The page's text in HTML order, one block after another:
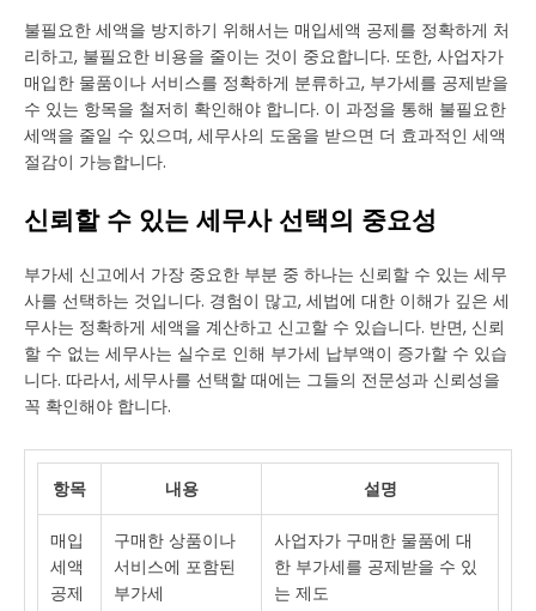
불필요한 세액을 방지하기 위해서는 매입세액 공제를 정확하게 처
리하고, 불필요한 비용을 줄이는 것이 중요합니다. 또한, 사업자가
매입한 물품이나 서비스를 정확하게 분류하고, 부가세를 공제받을
수 있는 항목을 철저히 확인해야 합니다. 이 과정을 통해 불필요한
세액을 줄일 수 있으며, 세무사의 도움을 받으면 더 효과적인 세액
절감이 가능합니다.
신뢰할 수 있는 세무사 선택의 중요성
부가세 신고에서 가장 중요한 부분 중 하나는 신뢰할 수 있는 세무
사를 선택하는 것입니다. 경험이 많고, 세법에 대한 이해가 깊은 세
무사는 정확하게 세액을 계산하고 신고할 수 있습니다. 반면, 신뢰
할 수 없는 세무사는 실수로 인해 부가세 납부액이 증가할 수 있습
니다. 따라서, 세무사를 선택할 때에는 그들의 전문성과 신뢰성을
꼭 확인해야 합니다.
항목 내용 설명
매입
세액
공제
구매한 상품이나
서비스에 포함된
부가세
사업자가 구매한 물품에 대
한 부가세를 공제받을 수 있
는 제도